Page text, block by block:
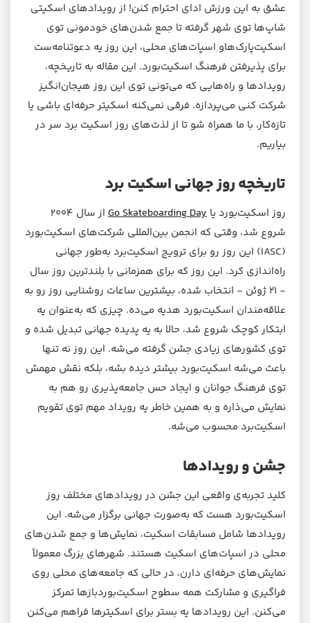
عشق به این ورزش ادای احترام کنن! از رویدادهای اسکیتی
شاپ‌ها توی شهر گرفته تا جمع شدن‌های خودمونی توی
اسکیت‌پارک‌هاو اسپات‌های محلی، این روز یه دعوتنامه‌ست
برای پذیرفتن فرهنگ اسکیت‌بورد. این مقاله به تاریخچه،
رویدادها و راه‌هایی که می‌تونی توی این روز هیجان‌انگیز
شرکت کنی می‌پردازه. فرقی نمی‌کنه اسکیتر حرفه‌ای باشی یا
تازه‌کار، با ما همراه شو تا از لذت‌های روز اسکیت برد سر در
بیاریم.
تاریخچه روز جهانی اسکیت برد
روز اسکیت‌بورد یا Go Skateboarding Day
از سال ۲۰۰۴
شروع شد، وقتی که انجمن بین‌المللی شرکت‌های اسکیت‌بورد
(IASC) این روز رو برای ترویج اسکیت‌برد به‌طور جهانی
راه‌اندازی کرد. این روز که برای همزمانی با بلندترین روز سال
- ۲۱ ژوئن - انتخاب شده، بیشترین ساعات روشنایی روز رو به
علاقه‌مندان اسکیت‌بورد هدیه می‌ده. چیزی که به‌عنوان یه
ابتکار کوچک شروع شد، حالا به یه پدیده جهانی تبدیل شده و
توی کشورهای زیادی جشن گرفته می‌شه. این روز نه تنها
باعث می‌شه اسکیت‌بورد بیشتر دیده بشه، بلکه نقش مهمش
توی فرهنگ جوانان و ایجاد حس جامعه‌پذیری رو هم به
نمایش می‌ذاره و به همین خاطر یه رویداد مهم توی تقویم
اسکیت‌برد محسوب می‌شه.
جشن و رویدادها
کلید تجربه‌ی واقعی این جشن در رویدادهای مختلف روز
اسکیت‌بورد هست که به‌صورت جهانی برگزار می‌شه. این
رویدادها شامل مسابقات اسکیت، نمایش‌ها و جمع شدن‌های
محلی در اسپات‌های اسکیت هستند. شهرهای بزرگ معمولاً
نمایش‌های حرفه‌ای دارن، در حالی که جامعه‌های محلی روی
فراگیری و مشارکت همه سطوح اسکیت‌بوردبازها تمرکز
می‌کنن. این رویدادها یه بستر برای اسکیترها فراهم می‌کنن